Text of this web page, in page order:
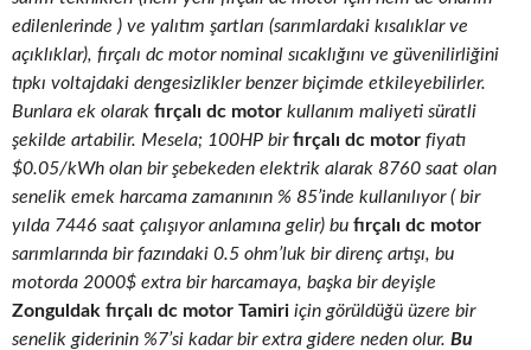
edilenlerinde ) ve yalıtım şartları (sarımlardaki kısalıklar ve
açıklıklar), fırçalı dc motor nominal sıcaklığını ve güvenilirliğini
tıpkı voltajdaki dengesizlikler benzer biçimde etkileyebilirler.
Bunlara ek olarak fırçalı dc motor kullanım maliyeti süratli
şekilde artabilir. Mesela; 100HP birfırçalı dc motor fiyatı
$0.05/kWh olan bir şebekeden elektrik alarak 8760 saat olan
senelik emek harcama zamanının % 85’inde kullanılıyor ( bir
yılda 7446 saat çalışıyor anlamına gelir) bu fırçalı dc motor
sarımlarında bir fazındaki 0.5 ohm’luk bir direnç artışı, bu
motorda 2000$ extra bir harcamaya, başka bir deyişle
Zonguldak fırçalı dc motor Tamiri için görüldüğü üzere bir
senelik giderinin %7’si kadar bir extra gidere neden olur. Bu